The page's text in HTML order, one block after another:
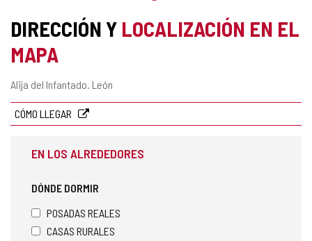
DIRECCIÓN Y LOCALIZACIÓN EN EL
MAPA
Dirección
Alija del Infantado. León
CÓMO LLEGAR
EN LOS ALREDEDORES
DÓNDE DORMIR
POSADAS REALES
CASAS RURALES